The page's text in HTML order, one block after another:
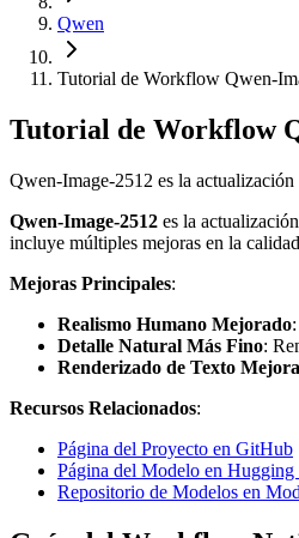
Qwen
Tutorial de Workflow Qwen-
Tutorial de Workflow
Qwen-Image-2512 es la
Qwen-Image-2512 es la
incluye múltiples mejoras en la
Mejoras Principales:
Realismo Humano Mejorado
Detalle Natural Más Fino:
Renderizado de Texto
Recursos Relacionados:
Página del Proyecto en GitHub
Página del Modelo en Hugging
Repositorio de Modelos en